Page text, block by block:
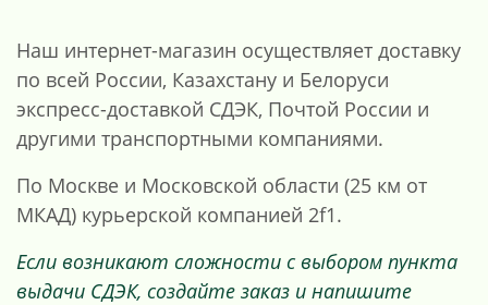
Наш интернет-магазин осуществляет доставку
по всей России, Казахстану и Белоруси
экспресс-доставкой СДЭК, Почтой России и
другими транспортными компаниями.
По Москве и Московской области (25 км от
МКАД) курьерской компанией 2f1.
Если возникают сложности с выбором пункта
выдачи СДЭК, создайте заказ и напишите